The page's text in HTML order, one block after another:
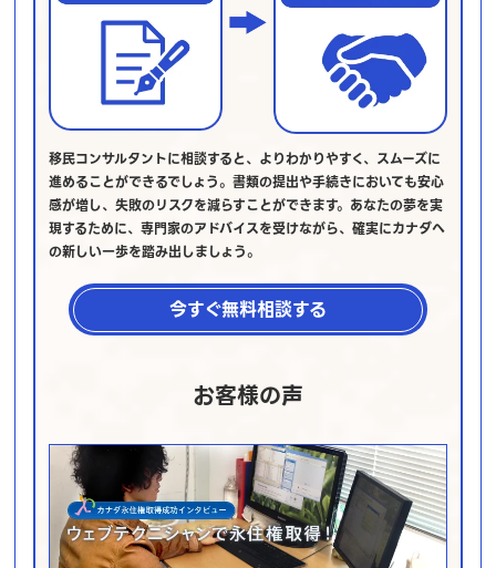
移民コンサルタントに相談すると、よりわかりやすく、スムーズに
進めることができるでしょう。書類の提出や手続きにおいても安心
感が増し、失敗のリスクを減らすことができます。あなたの夢を実
現するために、専門家のアドバイスを受けながら、確実にカナダへ
の新しい一歩を踏み出しましょう。
今すぐ無料相談する
お客様の声